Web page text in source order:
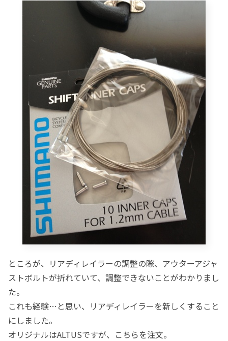
ところが、リアディレイラーの調整の際、アウターアジャ
ストボルトが折れていて、調整できないことがわかりまし
た。
これも経験…と思い、リアディレイラーを新しくすること
にしました。
オリジナルはALTUSですが、こちらを注文。